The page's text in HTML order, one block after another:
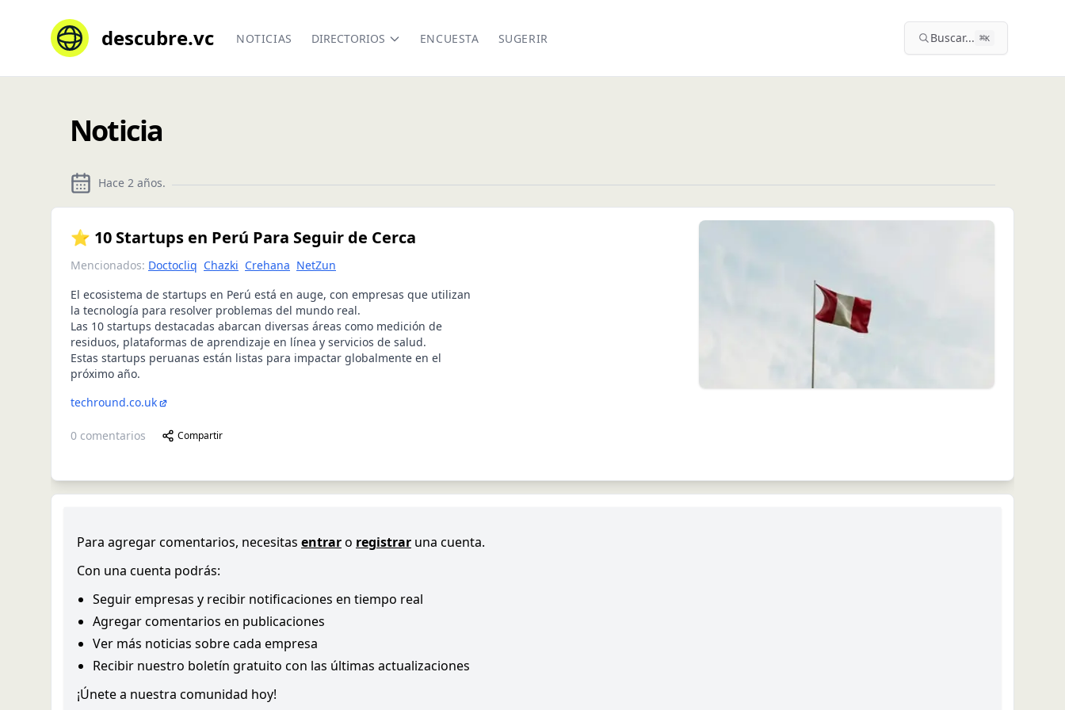
descubre.vc NOTICIAS DIRECTORIOS ENCUESTA SUGERIR Buscar... ⌘K
Noticia
Hace 2 años.
⭐ 10 Startups en Perú Para Seguir de Cerca
Mencionados: Doctocliq Chazki Crehana NetZun
El ecosistema de startups en Perú está en auge, con empresas que utilizan
la tecnología para resolver problemas del mundo real.
Las 10 startups destacadas abarcan diversas áreas como medición de
residuos, plataformas de aprendizaje en línea y servicios de salud.
Estas startups peruanas están listas para impactar globalmente en el
próximo año.
techround.co.uk
0 comentarios Compartir
Para agregar comentarios, necesitas entraro registrar una cuenta.
Con una cuenta podrás:
Seguir empresas y recibir notificaciones en tiempo real
Agregar comentarios en publicaciones
Ver más noticias sobre cada empresa
Recibir nuestro boletín gratuito con las últimas actualizaciones
¡Únete a nuestra comunidad hoy!